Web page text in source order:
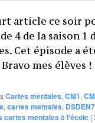
article ce soir
4 de la saison 1
Cet épisode a
Bravo mes élèves !
Cartes mentales, CM1,
, cartes mentales,
cartes mentales à l'école |